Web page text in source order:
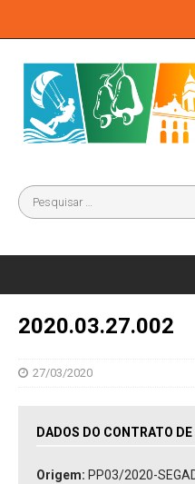
2020.03.27.002
27/03/2020
DADOS DO CONTRATO
Origem: PP03/2020-